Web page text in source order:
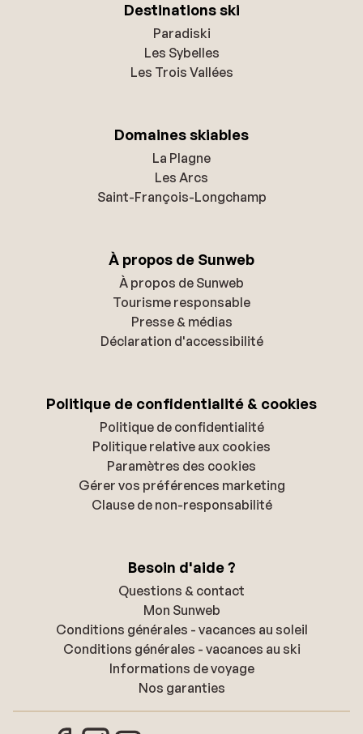
Destinations ski
Paradiski
Les Sybelles
Les Trois Vallées
Domaines skiables
La Plagne
Les Arcs
Saint-François-Longchamp
À propos de Sunweb
À propos de Sunweb
Tourisme responsable
Presse & médias
Déclaration d'accessibilité
Politique de confidentialité & cookies
Politique de confidentialité
Politique relative aux cookies
Paramètres des cookies
Gérer vos préférences marketing
Clause de non-responsabilité
Besoin d'aide ?
Questions & contact
Mon Sunweb
Conditions générales - vacances au soleil
Conditions générales - vacances au ski
Informations de voyage
Nos garanties